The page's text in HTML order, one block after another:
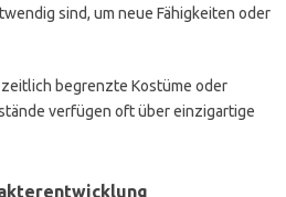
sind, um neue Fähigkeiten oder
begrenzte Kostüme oder
verfügen oft über einzigartige